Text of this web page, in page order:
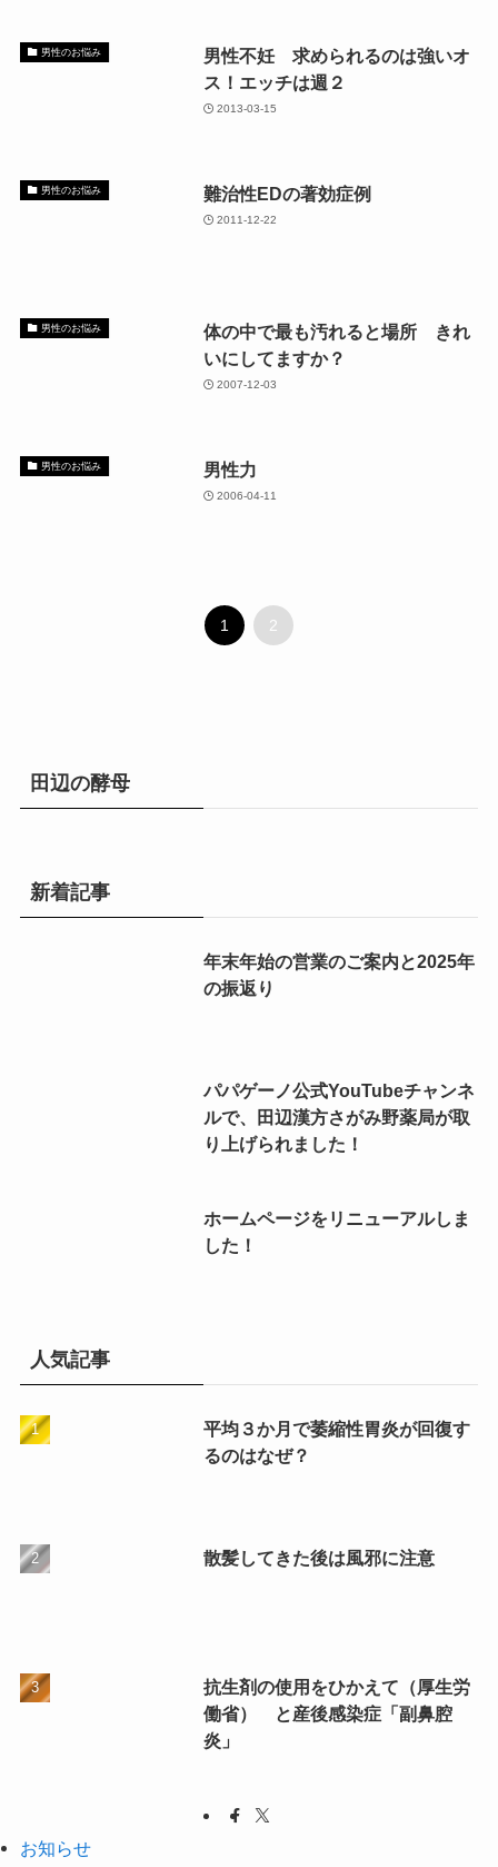
男性のお悩み
男性不妊 求められるのは強いオ
ス！エッチは週２
2013-03-15
男性のお悩み 難治性EDの著効症例
2011-12-22
男性のお悩み
体の中で最も汚れると場所 きれ
いにしてますか？
2007-12-03
男性のお悩み 男性力
2006-04-11
1 2
田辺の酵母
新着記事
年末年始の営業のご案内と2025年
の振返り
パパゲーノ公式YouTubeチャンネ
ルで、田辺漢方さがみ野薬局が取
り上げられました！
ホームページをリニューアルしま
した！
人気記事
平均３か月で萎縮性胃炎が回復す
るのはなぜ？
散髪してきた後は風邪に注意
抗生剤の使用をひかえて（厚生労
働省） と産後感染症「副鼻腔
炎」
お知らせ